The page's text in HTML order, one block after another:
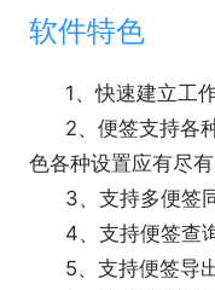
软件特色
1、快速建立工作
2、便签支持各种
色各种设置应有尽有
3、支持多便签同
4、支持便签查询
5、支持便签导出